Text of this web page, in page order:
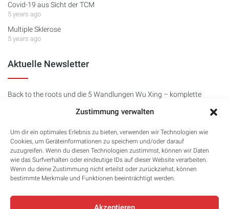
Zustimmung verwalten
Um dir ein optimales Erlebnis zu bieten, verwenden wir Technologien wie
Cookies, um Geräteinformationen zu speichern und/oder darauf
zuzugreifen. Wenn du diesen Technologien zustimmst, können wir Daten
wie das Surfverhalten oder eindeutige IDs auf dieser Website verarbeiten.
Wenn du deine Zustimmung nicht erteilst oder zurückziehst, können
bestimmte Merkmale und Funktionen beeinträchtigt werden.
Covid-19 aus Sicht der TCM
5 years ago
Multiple Sklerose
5 years ago
Aktuelle Newsletter
Back to the roots und die 5 Wandlungen Wu Xing – komplette
Avicenna Newsletter 40 - Der Divoc91 (Covid 19) und seine
Geschichte
1 year ago
Avicenna News 39 - Das Wasser Hasen Jahr 2023
3 years ago